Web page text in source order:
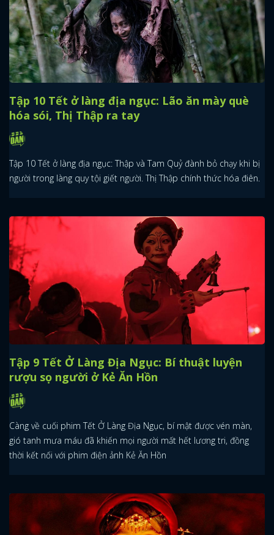
Tập 10 Tết ở làng địa ngục: Lão ăn mày què
hóa sói, Thị Thập ra tay
Tập 10 Tết ở làng địa ngục: Thập và Tam Quỷ đành bỏ chạy khi bị
người trong làng quy tội giết người. Thị Thập chính thức hóa điên.
Tập 9 Tết Ở Làng Địa Ngục: Bí thuật luyện
rượu sọ người ở Kẻ Ăn Hồn
Càng về cuối phim Tết Ở Làng Địa Ngục, bí mật được vén màn,
gió tanh mưa máu đã khiến mọi người mất hết lương tri, đồng
thời kết nối với phim điện ảnh Kẻ Ăn Hồn